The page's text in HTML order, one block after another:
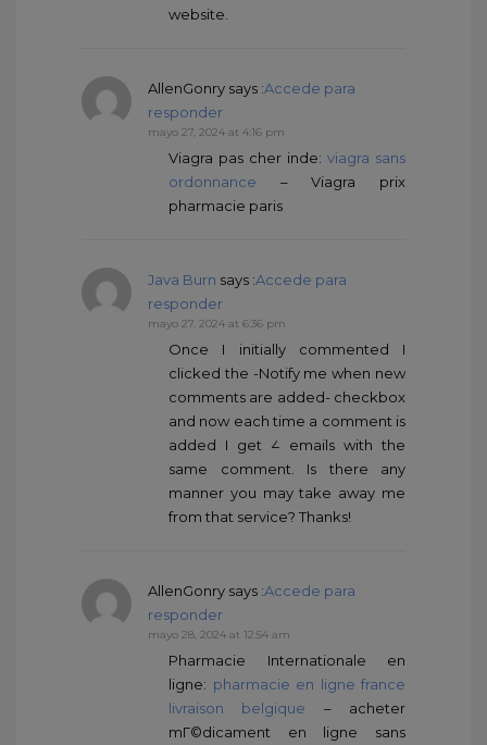
website.
AllenGonry says :Accede para
responder
mayo 27, 2024 at 4:16 pm
Viagra pas cher inde: viagra sans
ordonnance – Viagra prix
pharmacie paris
Java Burn says :Accede para
responder
mayo 27, 2024 at 6:36 pm
Once I initially commented I
clicked the -Notify me when new
comments are added- checkbox
and now each time a comment is
added I get 4 emails with the
same comment. Is there any
manner you may take away me
from that service? Thanks!
AllenGonry says :Accede para
responder
mayo 28, 2024 at 12:54 am
Pharmacie Internationale en
ligne: pharmacie en ligne france
livraison belgique – acheter
mГ©dicament en ligne sans